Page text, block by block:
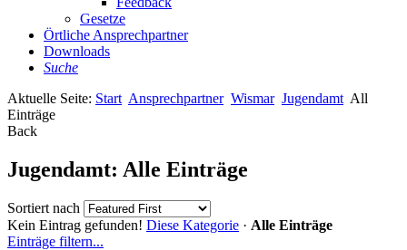
Gesetze
Örtliche Ansprechpartner
Downloads
Suche
Aktuelle Seite: Start Ansprechpartner Wismar Jugendamt All
Einträge
Back
Jugendamt: Alle Einträge
Sortiert nach
Kein Eintrag gefunden! Diese Kategorie · Alle Einträge
Einträge filtern...